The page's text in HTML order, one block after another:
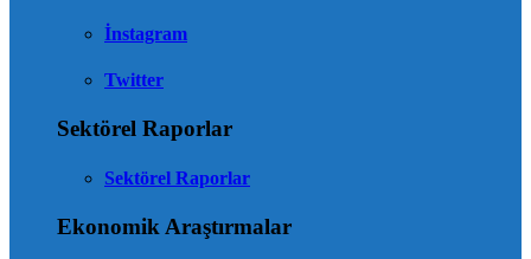
İnstagram
Twitter
Sektörel Raporlar
Sektörel Raporlar
Ekonomik Araştırmalar